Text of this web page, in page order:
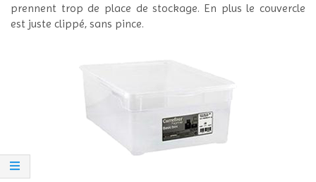
prennent trop de place de stockage. En plus le couvercle
est juste clippé, sans pince.